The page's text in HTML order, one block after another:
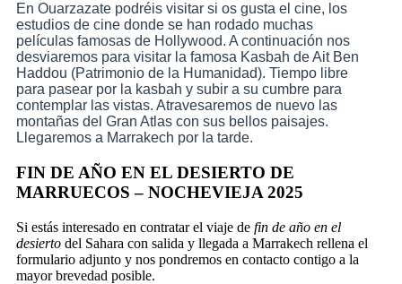
En Ouarzazate podréis visitar si os gusta el cine, los
estudios de cine donde se han rodado muchas
películas famosas de Hollywood. A continuación nos
desviaremos para visitar la famosa Kasbah de Ait Ben
Haddou (Patrimonio de la Humanidad). Tiempo libre
para pasear por la kasbah y subir a su cumbre para
contemplar las vistas. Atravesaremos de nuevo las
montañas del Gran Atlas con sus bellos paisajes.
Llegaremos a Marrakech por la tarde.
FIN DE AÑO EN EL DESIERTO DE
MARRUECOS – NOCHEVIEJA 2025
Si estás interesado en contratar el viaje de fin de año en el
desierto del Sahara con salida y llegada a Marrakech rellena el
formulario adjunto y nos pondremos en contacto contigo a la
mayor brevedad posible.